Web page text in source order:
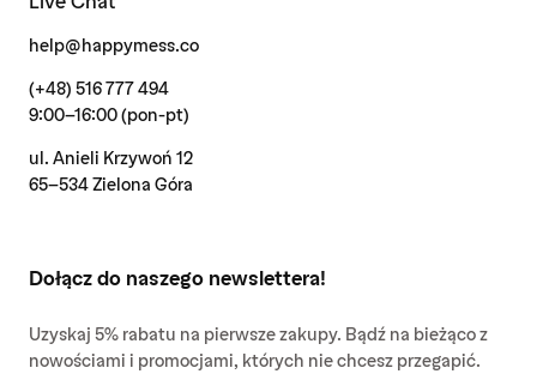
help@happymess.co
(+48) 516 777 494
9:00-16:00 (pon-pt)
ul. Anieli Krzywoń 12
65-534 Zielona Góra
Dołącz do naszego newslettera!
Uzyskaj 5% rabatu na pierwsze zakupy. Bądź na bieżąco z
nowościami i promocjami, których nie chcesz przegapić.